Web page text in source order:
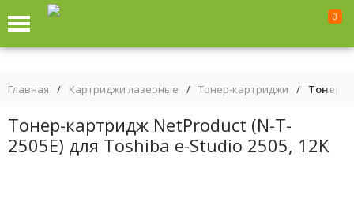
0
Главная / Картриджи лазерные / Тонер-картриджи / Тонер-
Тонер-картридж NetProduct (N-T-
2505E) для Toshiba e-Studio 2505, 12K